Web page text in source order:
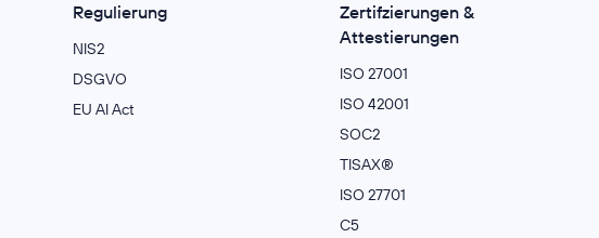
Regulierung
NIS2
DSGVO
EU AI Act
Zertifzierungen &
Attestierungen
ISO 27001
ISO 42001
SOC2
TISAX®
ISO 27701
C5